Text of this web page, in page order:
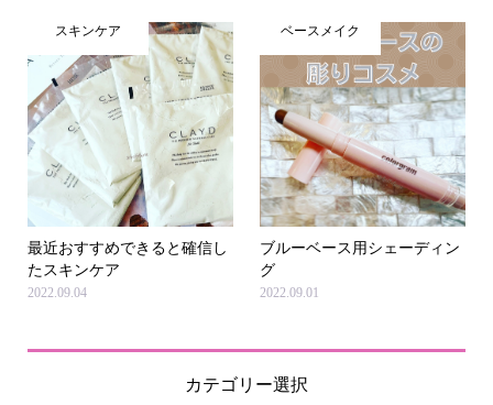
スキンケア
最近おすすめできると確信し
たスキンケア
2022.09.04
ベースメイク
ブルーベース用シェーディン
グ
2022.09.01
カテゴリー選択